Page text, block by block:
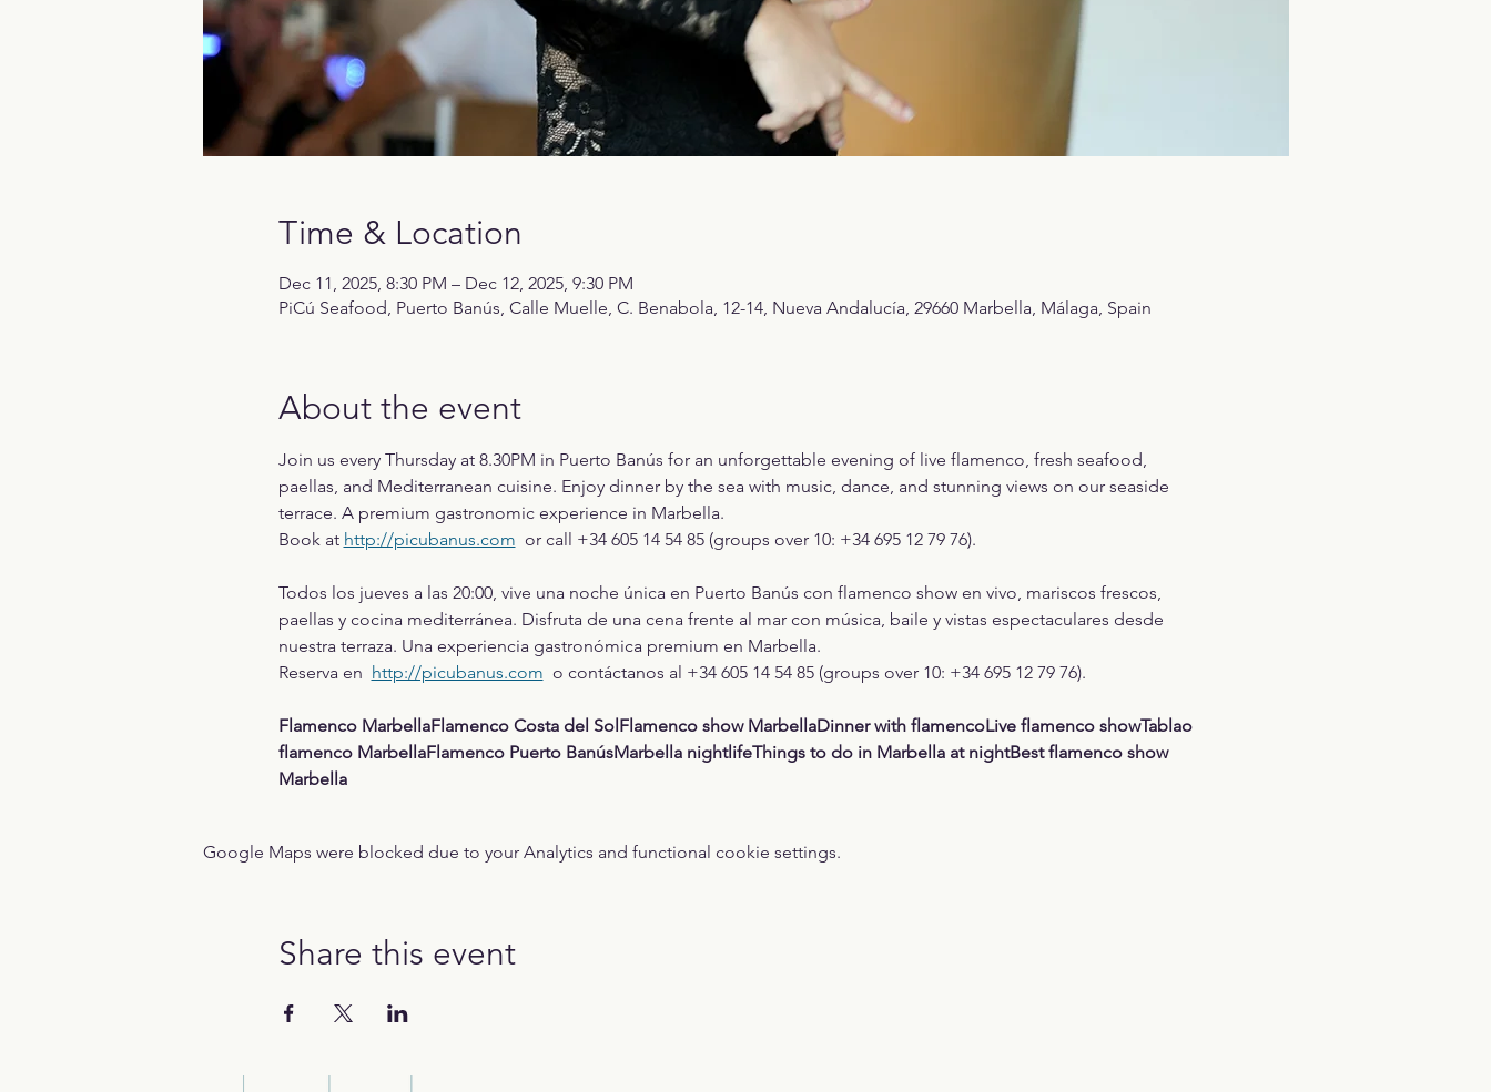
Time & Location
Dec 11, 2025, 8:30 PM – Dec 12, 2025, 9:30 PM
PiCú Seafood, Puerto Banús, Calle Muelle, C. Benabola, 12-14, Nueva Andalucía, 29660 Marbella, Málaga, Spain
About the event
Join us every Thursday at 8.30PM in Puerto Banús for an unforgettable evening of live flamenco, fresh seafood,
paellas, and Mediterranean cuisine. Enjoy dinner by the sea with music, dance, and stunning views on our seaside
terrace. A premium gastronomic experience in Marbella.
Book at http://picubanus.com or call +34 605 14 54 85 (groups over 10: +34 695 12 79 76).
Todos los jueves a las 20:00, vive una noche única en Puerto Banús con flamenco show en vivo, mariscos frescos,
paellas y cocina mediterránea. Disfruta de una cena frente al mar con música, baile y vistas espectaculares desde
nuestra terraza. Una experiencia gastronómica premium en Marbella.
Reserva en http://picubanus.com o contáctanos al +34 605 14 54 85 (groups over 10: +34 695 12 79 76).
Flamenco MarbellaFlamenco Costa del SolFlamenco show MarbellaDinner with flamencoLive flamenco showTablao
flamenco MarbellaFlamenco Puerto BanúsMarbella nightlifeThings to do in Marbella at nightBest flamenco show
Marbella
Google Maps were blocked due to your Analytics and functional cookie settings.
Share this event